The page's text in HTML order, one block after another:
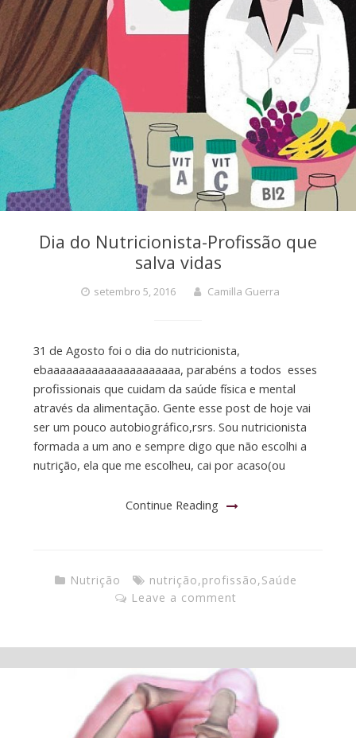
Dia do Nutricionista-Profissão que
salva vidas
setembro 5, 2016 Camilla Guerra
31 de Agosto foi o dia do nutricionista,
ebaaaaaaaaaaaaaaaaaaaaa, parabéns a todos esses
profissionais que cuidam da saúde física e mental
através da alimentação. Gente esse post de hoje vai
ser um pouco autobiográfico,rsrs. Sou nutricionista
formada a um ano e sempre digo que não escolhi a
nutrição, ela que me escolheu, cai por acaso(ou
Continue Reading
Nutrição nutrição,profissão,Saúde
Leave a comment